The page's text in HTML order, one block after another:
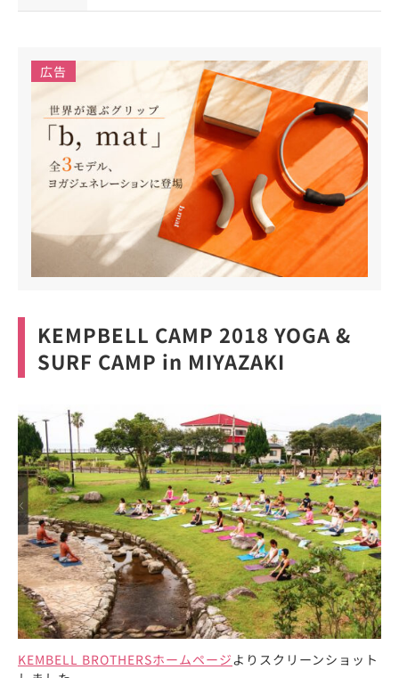
広告
KEMPBELL CAMP 2018 YOGA &
SURF CAMP in MIYAZAKI
KEMBELL BROTHERSホームページよりスクリーンショット